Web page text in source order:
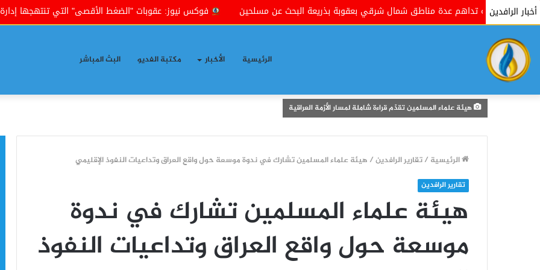
أخبار الرافدينتداهم عدة مناطق شمال شرقي بعقوبة بذريعة البحث عن مسلحين فوكس نيوز: عقوبات "الضغط الأقصى" التي تنتهجها إدارة
الرئيسية الأخبار مكتبة الفديو البث المباشر
هيئة علماء المسلمين تقدّم قراءة شاملة لمسار الأزمة العراقية
الرئيسية /تقارير الرافدين/ هيئة علماء المسلمين تشارك في ندوة موسعة حول واقع العراق وتداعيات النفوذ الإقليمي
تقارير الرافدين
هيئة علماء المسلمين تشارك في ندوة
موسعة حول واقع العراق وتداعيات النفوذ